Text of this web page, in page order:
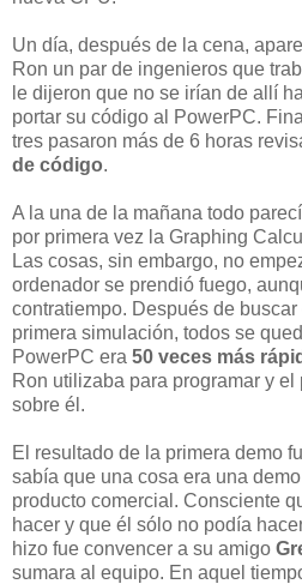
Un día, después de la cena,
Ron un par de ingenieros que
le dijeron que no se irían de allí
portar su código al PowerPC.
tres pasaron más de 6 horas
de código.
A la una de la mañana todo
por primera vez la Graphing
Las cosas, sin embargo, no
ordenador se prendió fuego,
contratiempo. Después de
primera simulación, todos se
PowerPC era 50 veces más
Ron utilizaba para programar y
sobre él.
El resultado de la primera demo
sabía que una cosa era una
producto comercial. Consciente
hacer y que él sólo no podía
hizo fue convencer a su amigo
sumara al equipo. En aquel